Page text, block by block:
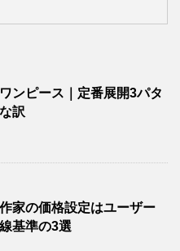
ンピース｜定番展開3パタ
訳
家の価格設定はユーザー
基準の3選